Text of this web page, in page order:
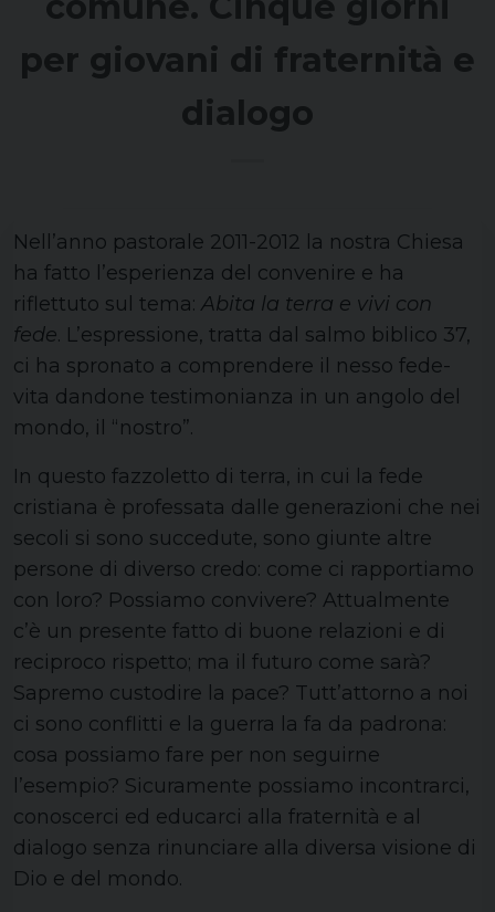
per giovani di fraternità e
dialogo
Nell’anno pastorale 2011-2012 la nostra Chiesa
ha fatto l’esperienza del convenire e ha
riflettuto sul tema: Abita la terra e vivi con
fede. L’espressione, tratta dal salmo biblico 37,
ci ha spronato a comprendere il nesso fede-
vita dandone testimonianza in un angolo del
mondo, il “nostro”.
In questo fazzoletto di terra, in cui la fede
cristiana è professata dalle generazioni che nei
secoli si sono succedute, sono giunte altre
persone di diverso credo: come ci rapportiamo
con loro? Possiamo convivere? Attualmente
c’è un presente fatto di buone relazioni e di
reciproco rispetto; ma il futuro come sarà?
Sapremo custodire la pace? Tutt’attorno a noi
ci sono conflitti e la guerra la fa da padrona:
cosa possiamo fare per non seguirne
l’esempio? Sicuramente possiamo incontrarci,
conoscerci ed educarci alla fraternità e al
dialogo senza rinunciare alla diversa visione di
Dio e del mondo.